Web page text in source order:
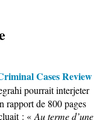
Cases Review
pourrait interjeter
rapport de 800 pages
: « Au terme d’une